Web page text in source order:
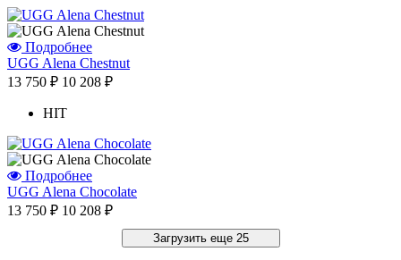
Подробнее
UGG Alena Chestnut
13 750 ₽ 10 208 ₽
HIT
Подробнее
UGG Alena Chocolate
13 750 ₽ 10 208 ₽
Загрузить еще 25